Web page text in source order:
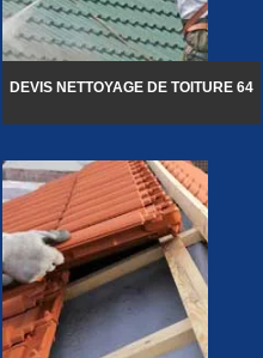
DEVIS NETTOYAGE DE TOITURE 64